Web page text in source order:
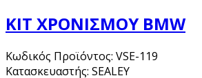
ΚΙΤ ΧΡΟΝΙΣΜΟΥ BMW
Κωδικός Προϊόντος: VSE-119
Κατασκευαστής: SEALEY